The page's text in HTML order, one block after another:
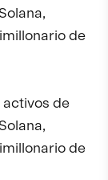
de
activos de
de